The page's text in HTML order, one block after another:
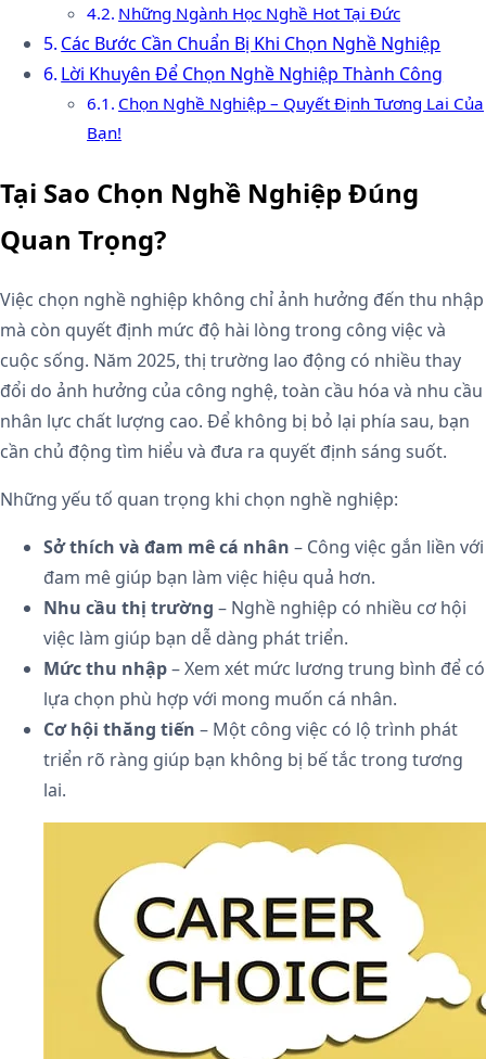
Những Ngành Học Nghề Hot Tại Đức
Các Bước Cần Chuẩn Bị Khi Chọn Nghề Nghiệp
Lời Khuyên Để Chọn Nghề Nghiệp Thành Công
Chọn Nghề Nghiệp – Quyết Định Tương Lai Của
Bạn!
Tại Sao Chọn Nghề Nghiệp Đúng
Quan Trọng?
Việc chọn nghề nghiệp không chỉ ảnh hưởng đến thu nhập
mà còn quyết định mức độ hài lòng trong công việc và
cuộc sống. Năm 2025, thị trường lao động có nhiều thay
đổi do ảnh hưởng của công nghệ, toàn cầu hóa và nhu cầu
nhân lực chất lượng cao. Để không bị bỏ lại phía sau, bạn
cần chủ động tìm hiểu và đưa ra quyết định sáng suốt.
Những yếu tố quan trọng khi chọn nghề nghiệp:
Sở thích và đam mê cá nhân – Công việc gắn liền với
đam mê giúp bạn làm việc hiệu quả hơn.
Nhu cầu thị trường – Nghề nghiệp có nhiều cơ hội
việc làm giúp bạn dễ dàng phát triển.
Mức thu nhập– Xem xét mức lương trung bình để có
lựa chọn phù hợp với mong muốn cá nhân.
Cơ hội thăng tiến – Một công việc có lộ trình phát
triển rõ ràng giúp bạn không bị bế tắc trong tương
lai.